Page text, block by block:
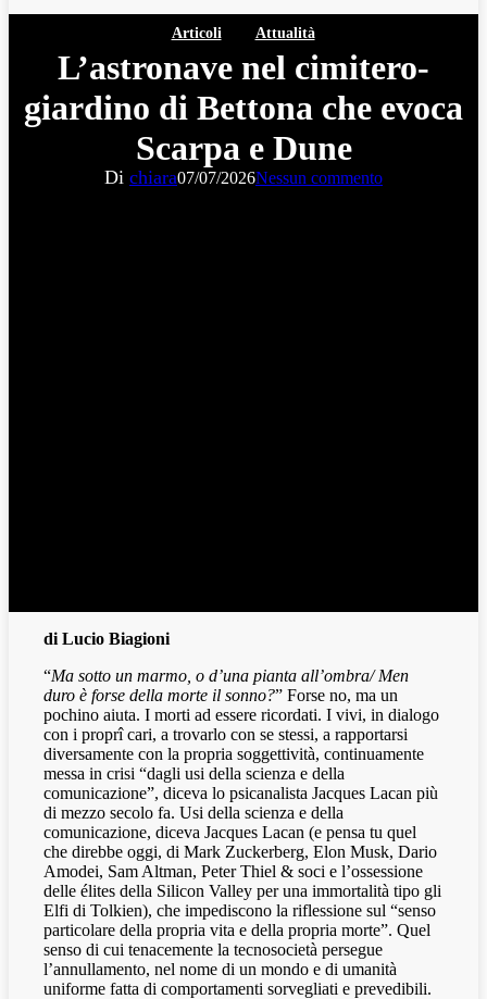
Articoli Attualità
L’astronave nel cimitero-
giardino di Bettona che evoca
Scarpa e Dune
Di chiara07/07/2026Nessun commento
di Lucio Biagioni
“Ma sotto un marmo, o d’una pianta all’ombra/ Men
duro è forse della morte il sonno?” Forse no, ma un
pochino aiuta. I morti ad essere ricordati. I vivi, in dialogo
con i proprî cari, a trovarlo con se stessi, a rapportarsi
diversamente con la propria soggettività, continuamente
messa in crisi “dagli usi della scienza e della
comunicazione”, diceva lo psicanalista Jacques Lacan più
di mezzo secolo fa. Usi della scienza e della
comunicazione, diceva Jacques Lacan (e pensa tu quel
che direbbe oggi, di Mark Zuckerberg, Elon Musk, Dario
Amodei, Sam Altman, Peter Thiel & soci e l’ossessione
delle élites della Silicon Valley per una immortalità tipo gli
Elfi di Tolkien), che impediscono la riflessione sul “senso
particolare della propria vita e della propria morte”. Quel
senso di cui tenacemente la tecnosocietà persegue
l’annullamento, nel nome di un mondo e di umanità
uniforme fatta di comportamenti sorvegliati e prevedibili.